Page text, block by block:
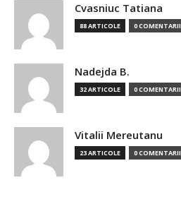
Cvasniuc Tatiana
88 ARTICOLE 0 COMENTARII
Nadejda B.
32 ARTICOLE 0 COMENTARII
Vitalii Mereutanu
23 ARTICOLE 0 COMENTARII